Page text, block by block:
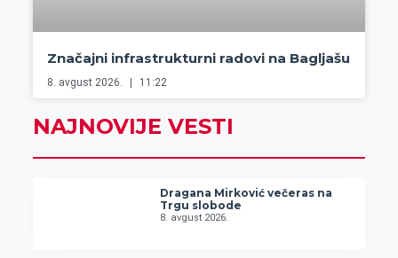
Značajni infrastrukturni radovi na Bagljašu
8. avgust 2026. 11:22
NAJNOVIJE VESTI
Dragana Mirković večeras na
Trgu slobode
8. avgust 2026.